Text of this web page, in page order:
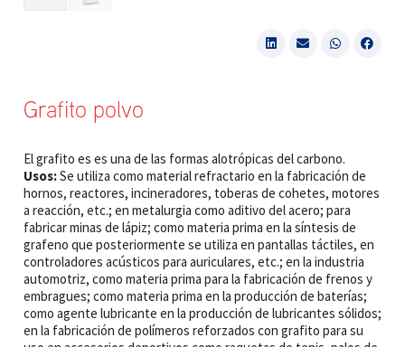
Grafito polvo
El grafito es es una de las formas alotrópicas del carbono.
Usos:Se utiliza como material refractario en la fabricación de
hornos, reactores, incineradores, toberas de cohetes, motores
a reacción, etc.; en metalurgia como aditivo del acero; para
fabricar minas de lápiz; como materia prima en la síntesis de
grafeno que posteriormente se utiliza en pantallas táctiles, en
controladores acústicos para auriculares, etc.; en la industria
automotriz, como materia prima para la fabricación de frenos y
embragues; como materia prima en la producción de baterías;
como agente lubricante en la producción de lubricantes sólidos;
en la fabricación de polímeros reforzados con grafito para su